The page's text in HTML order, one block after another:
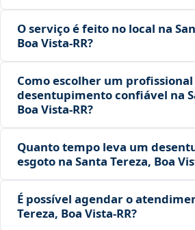
O serviço é feito no local na
Boa Vista‑RR?
Como escolher um
desentupimento confiável na
Boa Vista‑RR?
Quanto tempo leva um
esgoto na Santa Tereza, Boa
É possível agendar o
Tereza, Boa Vista‑RR?